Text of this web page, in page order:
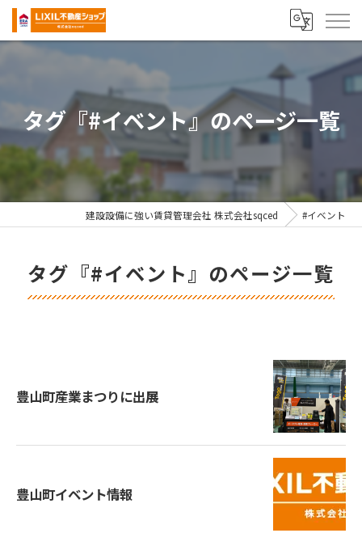
タグ『#イベント』のページ一覧
建設設備に強い賃貸管理会社 株式会社sqced #イベント
タグ『#イベント』のページ一覧
豊山町産業まつりに出展
豊山町イベント情報